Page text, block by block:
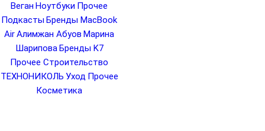
Веган Ноутбуки Прочее
Подкасты Бренды MacBook
AirАлимжан Абуов Марина
Шарипова Бренды K7
Прочее Строительство
ТЕХНОНИКОЛЬ Уход Прочее
Косметика